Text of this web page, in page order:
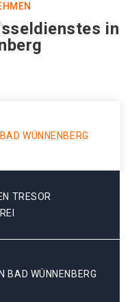
in
WÜNNENBERG
TRESOR
BAD WÜNNENBERG